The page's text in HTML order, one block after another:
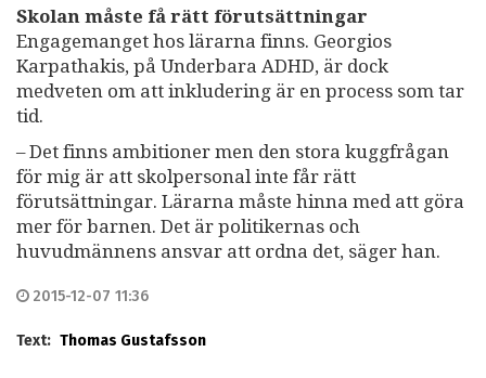
Skolan måste få rätt förutsättningar
Engagemanget hos lärarna finns. Georgios
Karpathakis, på Underbara ADHD, är dock
medveten om att inkludering är en process som tar
tid.
– Det finns ambitioner men den stora kuggfrågan
för mig är att skolpersonal inte får rätt
förutsättningar. Lärarna måste hinna med att göra
mer för barnen. Det är politikernas och
huvudmännens ansvar att ordna det, säger han.
2015-12-07 11:36
Text: Thomas Gustafsson